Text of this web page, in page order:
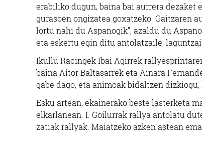
erabiliko dugun, baina bai aurrera
gurasoen ongizatea goxatzeko. Gaitzaren
lortu nahi du Aspanogik”, azaldu du
eta eskertu egin ditu antolatzaile,
Ikullu Racingek Ibai Agirrek
baina AitorBaltasarrek eta Ainara
gabe dago, eta animoak bidaltzen
Esku artean, ekainerako beste lasterketa
elkarlanean. I. Goilurrak rallya antolatu
zatiak rallyak. Maiatzeko azken astean